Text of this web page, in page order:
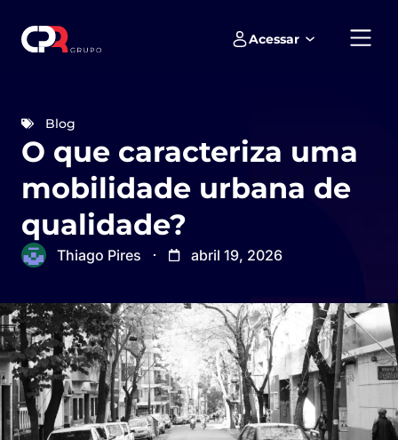
Acessar
Blog
O que caracteriza uma
mobilidade urbana de
qualidade?
Thiago Pires abril 19, 2026